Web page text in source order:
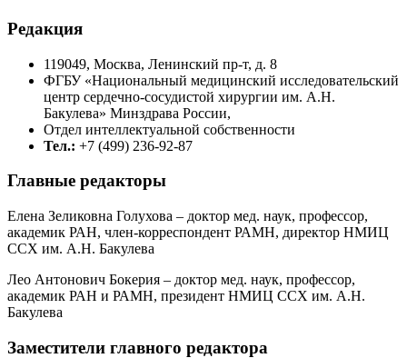
Редакция
119049, Москва, Ленинский пр-т, д. 8
ФГБУ «Национальный медицинский исследовательский
центр сердечно-сосудистой хирургии им. А.Н.
Бакулева» Минздрава России,
Отдел интеллектуальной собственности
Тел.: +7 (499) 236-92-87
Главные редакторы
Елена Зеликовна Голухова – доктор мед. наук, профессор,
академик РАН, член-корреспондент РАМН, директор НМИЦ
ССХ им. А.Н. Бакулева
Лео Антонович Бокерия – доктор мед. наук, профессор,
академик РАН и РАМН, президент НМИЦ ССХ им. А.Н.
Бакулева
Заместители главного редактора